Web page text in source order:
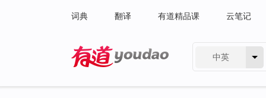
词典 翻译 有道精品课 云笔记
中英